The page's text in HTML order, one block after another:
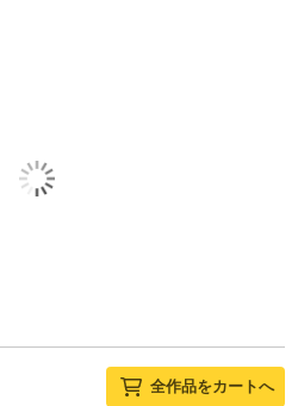
全作品をカートへ